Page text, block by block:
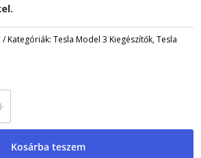
Kategóriák:Tesla Model 3 Kiegészítők,Tesla
Kosárba teszem